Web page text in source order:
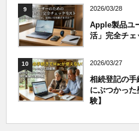
9 2026/03/28
Apple製品ユ
活」完全チ
10 2026/03/27
相続登記の
にぶつかっ
験】